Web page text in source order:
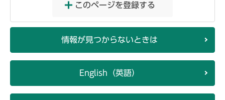
このページを登録する
情報が見つからないときは
English（英語）